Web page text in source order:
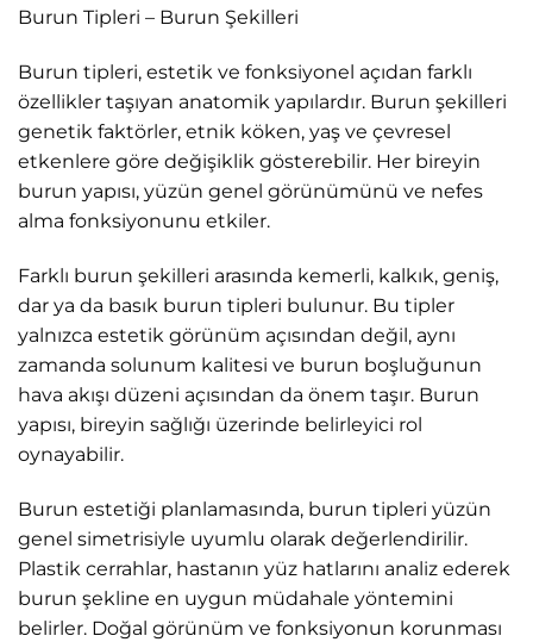
Burun Tipleri – Burun Şekilleri
Burun tipleri, estetik ve fonksiyonel açıdan farklı
özellikler taşıyan anatomik yapılardır. Burun şekilleri
genetik faktörler, etnik köken, yaş ve çevresel
etkenlere göre değişiklik gösterebilir. Her bireyin
burun yapısı, yüzün genel görünümünü ve nefes
alma fonksiyonunu etkiler.
Farklı burun şekilleri arasında kemerli, kalkık, geniş,
dar ya da basık burun tipleri bulunur. Bu tipler
yalnızca estetik görünüm açısından değil, aynı
zamanda solunum kalitesi ve burun boşluğunun
hava akışı düzeni açısından da önem taşır. Burun
yapısı, bireyin sağlığı üzerinde belirleyici rol
oynayabilir.
Burun estetiği planlamasında, burun tipleri yüzün
genel simetrisiyle uyumlu olarak değerlendirilir.
Plastik cerrahlar, hastanın yüz hatlarını analiz ederek
burun şekline en uygun müdahale yöntemini
belirler. Doğal görünüm ve fonksiyonun korunması